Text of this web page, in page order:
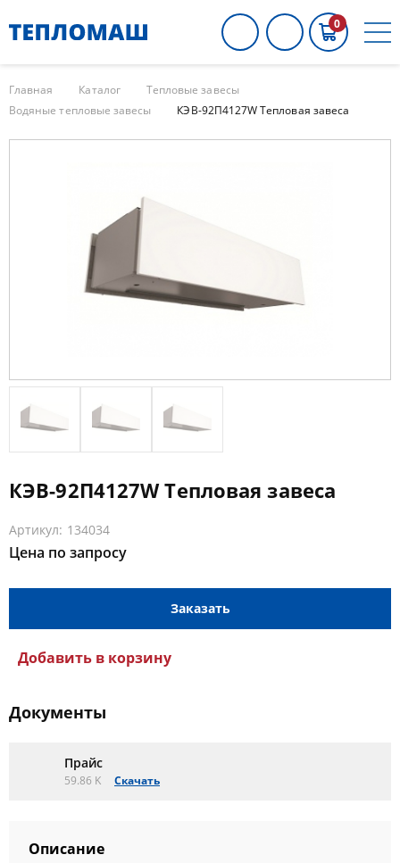
0
Главная Каталог
Тепловые завесы
Водяные тепловые завесы
КЭВ-92П4127W Тепловая завеса
КЭВ-92П4127W Тепловая завеса
Артикул: 134034
Цена по запросу
Заказать
Добавить в корзину
Документы
Прайс
59.86 K Скачать
Описание